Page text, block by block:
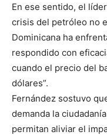
En ese sentido, el
crisis del petróleo no
Dominicana ha
respondido con
cuando el precio del
dólares”.
Fernández sostuvo
demanda la
permitan aliviar el